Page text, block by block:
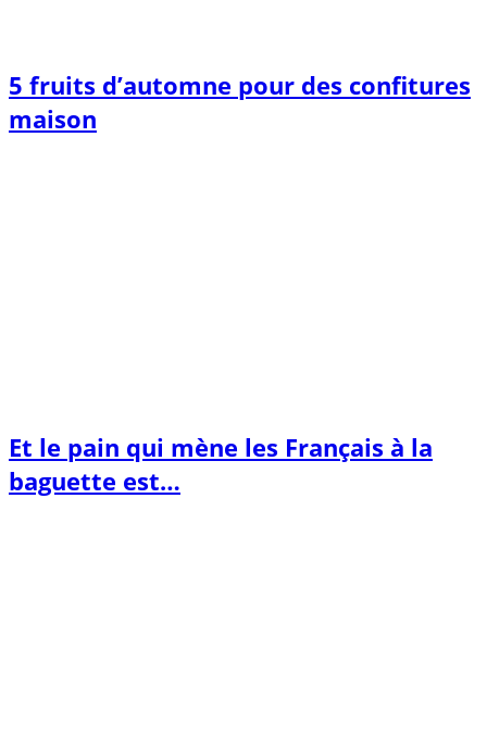
5 fruits d’automne pour des confitures
maison
Et le pain qui mène les Français à la
baguette est…